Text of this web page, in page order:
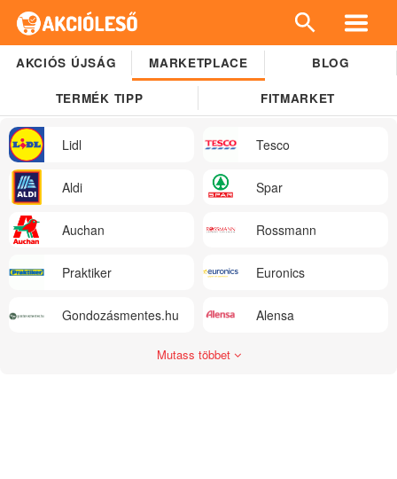
AKCIÓS ÚJSÁG MARKETPLACE BLOG
TERMÉK TIPP FITMARKET
Lidl Tesco
Aldi Spar
Auchan Rossmann
Praktiker Euronics
Gondozásmentes.hu Alensa
Mutass többet